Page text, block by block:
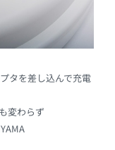
タを差し込んで充電
変わらず